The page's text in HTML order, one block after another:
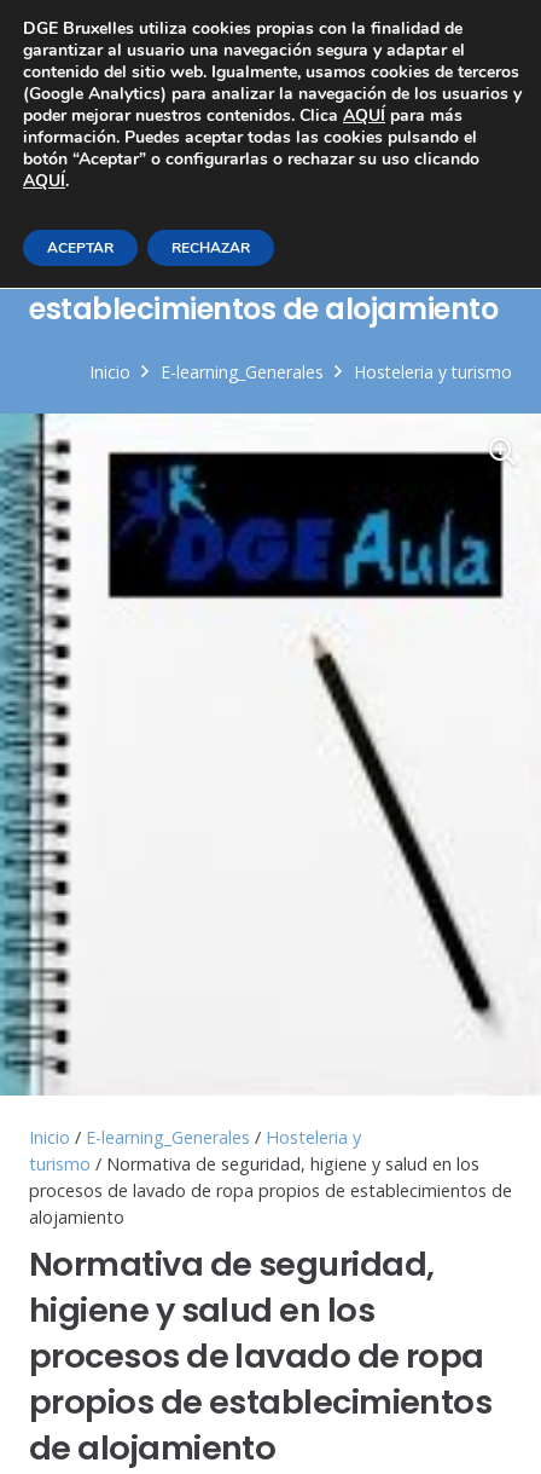
Área Privada
Normativa de seguridad, higiene
y salud en los procesos de
lavado de ropa propios de
establecimientos de alojamiento
Inicio E-learning_Generales Hosteleria y turismo
Inicio / E-learning_Generales / Hosteleria y
turismo / Normativa de seguridad, higiene y salud en los
procesos de lavado de ropa propios de establecimientos de
alojamiento
Normativa de seguridad,
higiene y salud en los
procesos de lavado de ropa
propios de establecimientos
de alojamiento
DGE Bruxelles utiliza cookies propias con la finalidad de
garantizar al usuario una navegación segura y adaptar el
contenido del sitio web. Igualmente, usamos cookies de terceros
(Google Analytics) para analizar la navegación de los usuarios y
poder mejorar nuestros contenidos. Clica AQUÍ para más
información. Puedes aceptar todas las cookies pulsando el
botón “Aceptar” o configurarlas o rechazar su uso clicando
AQUÍ.
ACEPTAR RECHAZAR